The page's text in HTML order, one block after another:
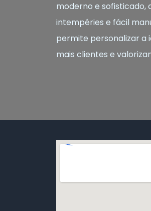
moderno e sofisticado,
intempéries e fácil
permite personalizar a
mais clientes e